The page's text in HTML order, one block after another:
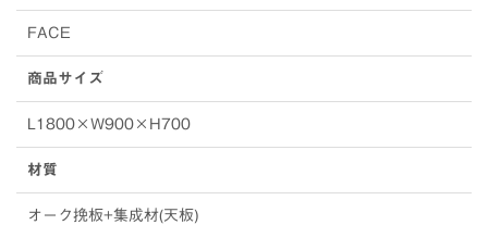
FACE
商品サイズ
L1800×W900×H700
材質
オーク挽板+集成材(天板)